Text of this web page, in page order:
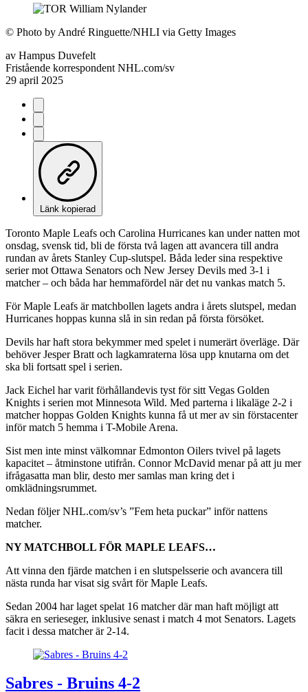
© Photo by André Ringuette/NHLI via Getty Images
av Hampus Duvefelt
Fristående korrespondent NHL.com/sv
29 april 2025
Länk kopierad
Toronto Maple Leafs och Carolina Hurricanes kan under natten mot
onsdag, svensk tid, bli de första två lagen att avancera till andra
rundan av årets Stanley Cup-slutspel. Båda leder sina respektive
serier mot Ottawa Senators och New Jersey Devils med 3-1 i
matcher – och båda har hemmafördel när det nu vankas match 5.
För Maple Leafs är matchbollen lagets andra i årets slutspel, medan
Hurricanes hoppas kunna slå in sin redan på första försöket.
Devils har haft stora bekymmer med spelet i numerärt överläge. Där
behöver Jesper Bratt och lagkamraterna lösa upp knutarna om det
ska bli fortsatt spel i serien.
Jack Eichel har varit förhållandevis tyst för sitt Vegas Golden
Knights i serien mot Minnesota Wild. Med parterna i likaläge 2-2 i
matcher hoppas Golden Knights kunna få ut mer av sin förstacenter
inför match 5 hemma i T-Mobile Arena.
Sist men inte minst välkomnar Edmonton Oilers tvivel på lagets
kapacitet – åtminstone utifrån. Connor McDavid menar på att ju mer
ifrågasatta man blir, desto mer samlas man kring det i
omklädningsrummet.
Nedan följer NHL.com/sv’s ”Fem heta puckar” inför nattens
matcher.
NY MATCHBOLL FÖR MAPLE LEAFS…
Att vinna den fjärde matchen i en slutspelsserie och avancera till
nästa runda har visat sig svårt för Maple Leafs.
Sedan 2004 har laget spelat 16 matcher där man haft möjligt att
säkra en serieseger, inklusive senast i match 4 mot Senators. Lagets
facit i dessa matcher är 2-14.
Sabres - Bruins 4-2